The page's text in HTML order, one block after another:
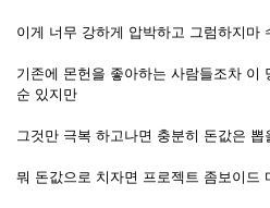
이게 너무 강하게 압박하고 그럼하지마
기존에 몬헌을 좋아하는 사람들조차 이
순 있지만
그것만 극복 하고나면 충분히 돈값은 뽑
뭐 돈값으로 치자면 프로젝트 좀보이드